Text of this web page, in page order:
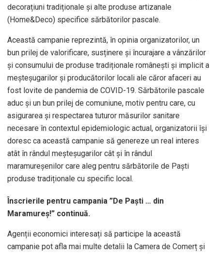
decorațiuni tradiționale și alte produse artizanale
(Home&Deco) specifice sărbătorilor pascale.
Această campanie reprezintă, în opinia organizatorilor, un
bun prilej de valorificare, susținere și încurajare a vânzărilor
și consumului de produse tradiționale românești și implicit a
meșteșugarilor și producătorilor locali ale căror afaceri au
fost lovite de pandemia de COVID-19. Sărbătorile pascale
aduc și un bun prilej de comuniune, motiv pentru care, cu
asigurarea și respectarea tuturor măsurilor sanitare
necesare în contextul epidemiologic actual, organizatorii își
doresc ca această campanie să genereze un real interes
atât în rândul meșteșugarilor cât și în rândul
maramureșenilor care aleg pentru sărbătorile de Paști
produse tradiționale cu specific local.
Înscrierile pentru campania ”De Paști … din
Maramureș!” continuă.
Agenții economici interesați să participe la această
campanie pot afla mai multe detalii la Camera de Comerț și